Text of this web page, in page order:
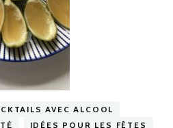
AVEC ALCOOL
IDÉES POUR LES FÊTES